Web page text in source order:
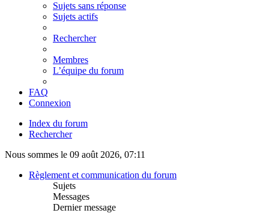
Sujets sans réponse
Sujets actifs
Rechercher
Membres
L’équipe du forum
FAQ
Connexion
Index du forum
Rechercher
Nous sommes le 09 août 2026, 07:11
Règlement et communication du forum
Sujets
Messages
Dernier message